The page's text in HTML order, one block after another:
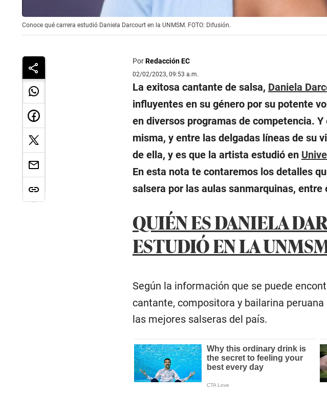
Conoce qué carrera estudió Daniela Darcourt en la UNMSM. FOTO: Difusión.
PorRedacción EC
02/02/2023, 09:53 a.m.
La exitosa cantante de salsa, Daniela
influyentes en su género por su potente
en diversos programas de competencia.
misma, y entre las delgadas líneas de su
de ella, y es que la artista estudió en
En esta nota te contaremos los detalles
salsera por las aulas sanmarquinas,
QUIÉN ES DANIELA
ESTUDIÓ EN LA
Según la información que se puede
cantante, compositora y bailarina
las mejores salseras del país.